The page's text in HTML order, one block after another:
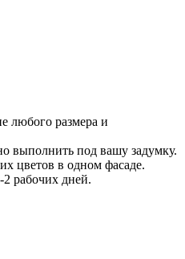
любого размера и
выполнить под вашу задумку.
цветов в одном фасаде.
2 рабочих дней.